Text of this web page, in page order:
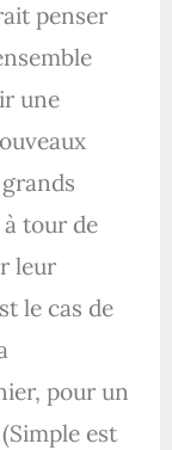
penser
une
tour de
leur
le cas de
pour un
est